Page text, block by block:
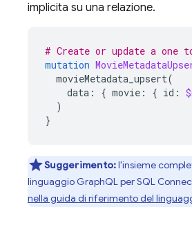
implicita su una relazione.
# Create or update a one
mutation
movieMetadata_upsert(
data : { movie : { id :
)
}
Suggerimento:l'insieme
linguaggio GraphQL perSQL
nella guida di riferimento del